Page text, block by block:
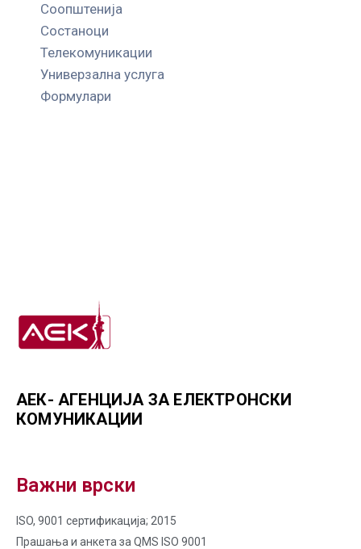
Соопштенија
Состаноци
Телекомуникации
Универзална услуга
Формулари
АЕК- АГЕНЦИЈА ЗА ЕЛЕКТРОНСКИ
КОМУНИКАЦИИ
Важни врски
ISO, 9001 сертификација; 2015
Прашања и анкета за QMS ISO 9001